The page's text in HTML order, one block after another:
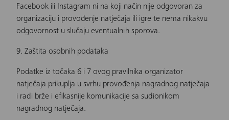
Facebook ili Instagram ni na koji način nije odgovoran za
organizaciju i provođenje natječaja ili igre te nema nikakvu
odgovornost u slučaju eventualnih sporova.
9. Zaštita osobnih podataka
Podatke iz točaka 6 i 7 ovog pravilnika organizator
natječaja prikuplja u svrhu provođenja nagradnog natječaja
i radi brže i efikasnije komunikacije sa sudionikom
nagradnog natječaja.